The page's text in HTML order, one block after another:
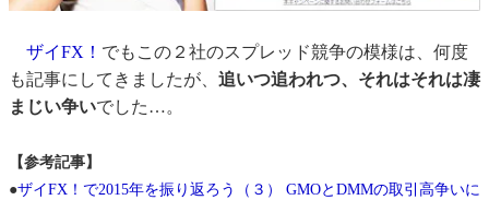
ザイFX！ でもこの２社のスプレッド競争の模様は、何度
も記事にしてきましたが、 追いつ追われつ、それはそれは凄
まじい争いでした…。
【参考記事】
●ザイFX！で2015年を振り返ろう（３） GMOとDMMの取引高争いに